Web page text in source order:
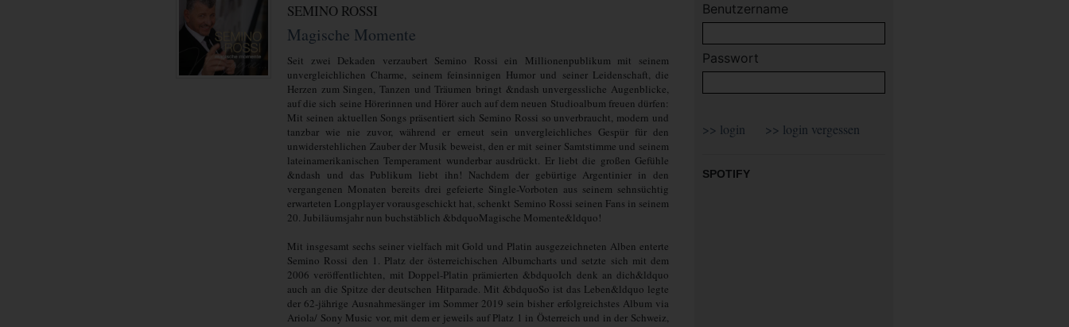
SEMINO ROSSI
Magische Momente
Seit zwei Dekaden verzaubert Semino Rossi ein Millionenpublikum mit seinem
unvergleichlichen Charme, seinem feinsinnigen Humor und seiner Leidenschaft, die
Herzen zum Singen, Tanzen und Träumen bringt &ndash unvergessliche Augenblicke,
auf die sich seine Hörerinnen und Hörer auch auf dem neuen Studioalbum freuen dürfen:
Mit seinen aktuellen Songs präsentiert sich Semino Rossi so unverbraucht, modern und
tanzbar wie nie zuvor, während er erneut sein unvergleichliches Gespür für den
unwiderstehlichen Zauber der Musik beweist, den er mit seiner Samtstimme und seinem
lateinamerikanischen Temperament wunderbar ausdrückt. Er liebt die großen Gefühle
&ndash und das Publikum liebt ihn! Nachdem der gebürtige Argentinier in den
vergangenen Monaten bereits drei gefeierte Single-Vorboten aus seinem sehnsüchtig
erwarteten Longplayer vorausgeschickt hat, schenkt Semino Rossi seinen Fans in seinem
20. Jubiläumsjahr nun buchstäblich &bdquoMagische Momente&ldquo!
Mit insgesamt sechs seiner vielfach mit Gold und Platin ausgezeichneten Alben enterte
Semino Rossi den 1. Platz der österreichischen Albumcharts und setzte sich mit dem
2006 veröffentlichten, mit Doppel-Platin prämierten &bdquoIch denk an dich&ldquo
auch an die Spitze der deutschen Hitparade. Mit &bdquoSo ist das Leben&ldquo legte
der 62-jährige Ausnahmesänger im Sommer 2019 sein bisher erfolgreichstes Album via
Ariola/ Sony Music vor, mit dem er jeweils auf Platz 1 in Österreich und in der Schweiz,
Benutzername
Passwort
SPOTIFY